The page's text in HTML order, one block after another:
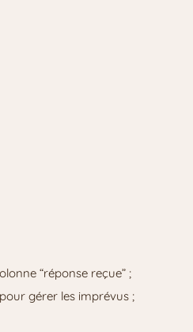
“réponse reçue” ;
pour gérer les imprévus ;